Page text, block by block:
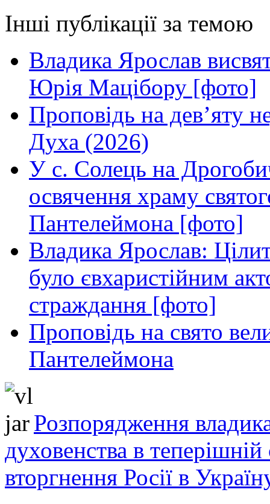
Інші публікації за темою
Владика Ярослав
Юрія Мацібору [фото]
Проповідь на дев’яту
Духа (2026)
У с. Солець на
освячення храму
Пантелеймона [фото]
Владика Ярослав:
було євхаристійним
страждання [фото]
Проповідь на свято
Пантелеймона
Розпорядження
духовенства в теперішній
вторгнення Росії в